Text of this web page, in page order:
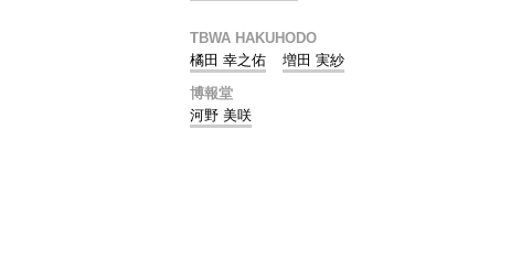
TBWA HAKUHODO
橘田 幸之佑
増田 実紗
博報堂
河野 美咲